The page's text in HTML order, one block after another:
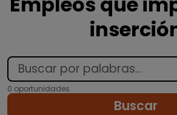
0 oportunidades
Buscar